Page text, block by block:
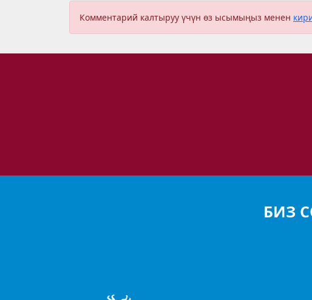
Комментарий калтыруу үчүн өз ысымыңыз менен
БИЗ